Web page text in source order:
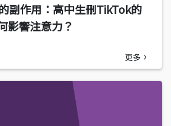
副作用：高中生刪TikTok的
影響注意力？
更多